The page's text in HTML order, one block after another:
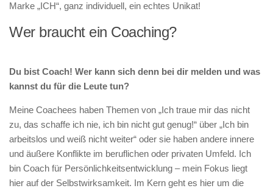
Marke „ICH“, ganz individuell, ein echtes Unikat!
Wer braucht ein Coaching?
Du bist Coach! Wer kann sich denn bei dir melden und was
kannst du für die Leute tun?
Meine Coachees haben Themen von „Ich traue mir das nicht
zu, das schaffe ich nie, ich bin nicht gut genug!“ über „Ich bin
arbeitslos und weiß nicht weiter“ oder sie haben andere innere
und äußere Konflikte im beruflichen oder privaten Umfeld. Ich
bin Coach für Persönlichkeitsentwicklung – mein Fokus liegt
hier auf der Selbstwirksamkeit. Im Kern geht es hier um die